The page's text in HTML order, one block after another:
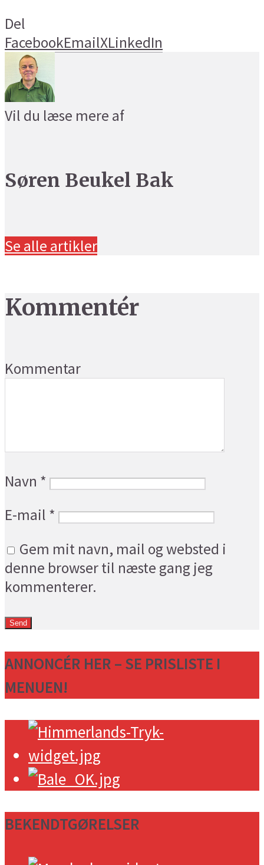
Del
FacebookEmailXLinkedIn
Vil du læse mere af
Søren Beukel Bak
Se alle artikler
Kommentér
Kommentar
Navn *
E-mail *
Gem mit navn, mail og websted i
denne browser til næste gang jeg
kommenterer.
ANNONCÉR HER – SE PRISLISTE I
MENUEN!
BEKENDTGØRELSER